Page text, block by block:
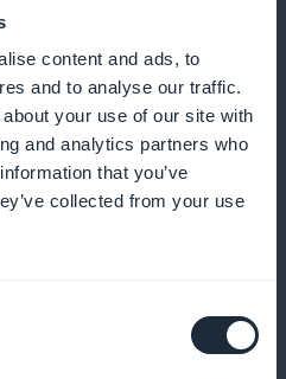
content and ads, to
and to analyse our traffic.
your use of our site with
and analytics partners who
that you’ve
collected from your use
de programas
para melhorar e